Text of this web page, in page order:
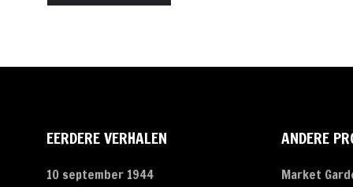
EERDERE VERHALEN
10 september 1944
ANDERE
Market